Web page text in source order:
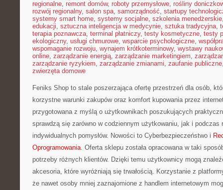
regionalne, remont domów, roboty przemysłowe, rośliny
rozwój regionalny, salon spa, samorządność, startupy
systemy smart home, systemy socjalne, szkolenia menedżerskie
edukacji, sztuczna inteligencja w medycynie, sztuka tradycyjna,
terapia poznawcza, terminal płatniczy, testy kosmetyczne, testy
ekologiczny, usługi chmurowe, wsparcie psychologiczne,
wspomaganie rozwoju, wynajem krótkoterminowy, wystawy
online, zarządzanie energią, zarządzanie marketingiem,
zarządzanie ryzykiem, zarządzanie zmianami, zaufanie publiczne
zwierzęta domowe
Feniks Shop to stale poszerzająca ofertę przestrzeń dla osób,
korzystne warunki zakupów oraz komfort kupowania przez
przygotowana z myślą o użytkownikach poszukujących
sprawdzą się zarówno w codziennym użytkowaniu, jak i podczas
indywidualnych pomysłów. Nowości to Cyberbezpieczeństwo i
Oprogramowania. Oferta sklepu została opracowana w taki
potrzeby różnych klientów. Dzięki temu użytkownicy mogą
akcesoria, które wyróżniają się trwałością. Korzystanie z
że nawet osoby mniej zaznajomione z handlem internetowym